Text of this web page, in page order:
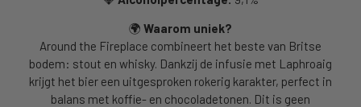
🌍 Waarom uniek?
Around the Fireplace combineert het beste van Britse
bodem: stout en whisky. Dankzij de infusie met Laphroaig
krijgt het bier een uitgesproken rokerig karakter, perfect in
balans met koffie- en chocoladetonen. Dit is geen